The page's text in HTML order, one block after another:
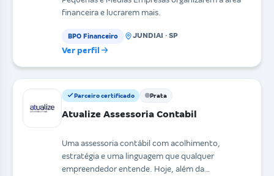
financeira e lucrarem mais.
BPO Financeiro JUNDIAI · SP
Ver perfil
Parceiro certificado Prata
Atualize Assessoria Contabil
Uma assessoria contábil com acolhimento,
estratégia e uma linguagem que qualquer
empreendedor entende. Hoje, além da